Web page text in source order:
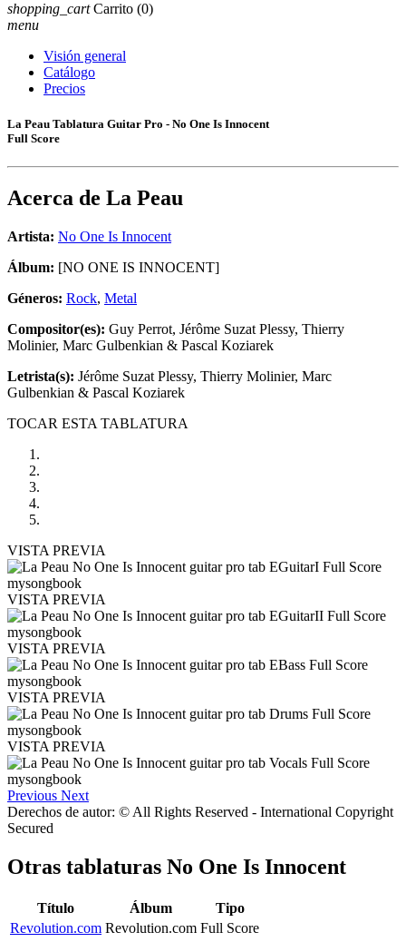
shopping_cart Carrito (0)
menu
Visión general
Catálogo
Precios
La Peau Tablatura Guitar Pro - No One Is Innocent
Full Score
Acerca de La Peau
Artista: No One Is Innocent
Álbum: [NO ONE IS INNOCENT]
Géneros: Rock, Metal
Compositor(es): Guy Perrot, Jérôme Suzat Plessy, Thierry
Molinier, Marc Gulbenkian & Pascal Koziarek
Letrista(s): Jérôme Suzat Plessy, Thierry Molinier, Marc
Gulbenkian & Pascal Koziarek
TOCAR ESTA TABLATURA
VISTA PREVIA
VISTA PREVIA
VISTA PREVIA
VISTA PREVIA
VISTA PREVIA
Previous Next
Derechos de autor: © All Rights Reserved - International Copyright
Secured
Otras tablaturas No One Is Innocent
Título Álbum
Tipo
Revolution.com Revolution.com Full Score